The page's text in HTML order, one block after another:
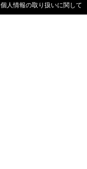
個人情報の取り扱いに関して